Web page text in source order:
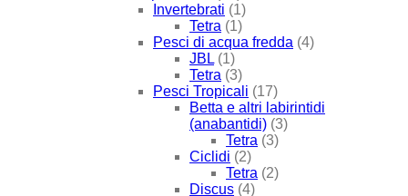
Invertebrati (1)
Tetra (1)
Pesci di acqua fredda (4)
JBL (1)
Tetra (3)
Pesci Tropicali (17)
Betta e altri labirintidi
(anabantidi) (3)
Tetra (3)
Ciclidi (2)
Tetra (2)
Discus (4)